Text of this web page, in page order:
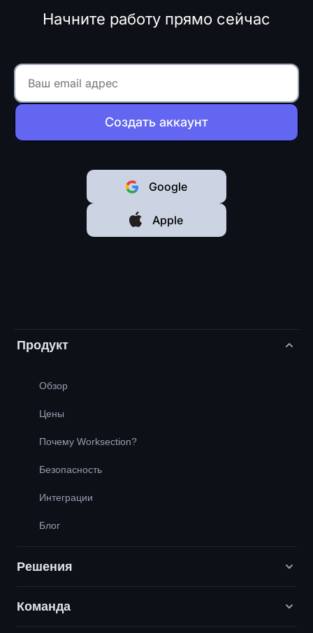
Начните работу прямо сейчас
Создать аккаунт
Google
Apple
Продукт
Обзор
Цены
Почему Worksection?
Безопасность
Интеграции
Блог
Решения
Digital-маркетинговые агентства
Команда